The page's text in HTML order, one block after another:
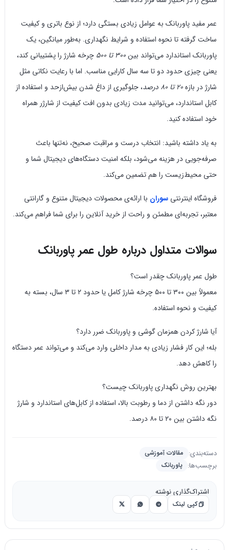
عمر مفید پاوربانک به عوامل زیادی بستگی دارد؛ از نوع باتری و کیفیت
ساخت گرفته تا نحوه استفاده و شرایط نگهداری. به‌طور میانگین، یک
پاوربانک استاندارد می‌تواند بین۳۰۰ تا ۵۰۰
چرخه شارژ را پشتیبانی کند،
یعنی چیزی حدود دو تا سه سال کارایی مناسب. اما با رعایت نکاتی مثل
شارژ در بازه۲۰ تا ۸۰ درصد
، جلوگیری از داغ شدن بیش‌ازحد و استفاده از
کابل استاندارد، می‌توانید مدت زیادی بدون افت کیفیت از شارژر همراه
خود استفاده کنید.
به یاد داشته باشید: انتخاب درست و مراقبت صحیح، نه‌تنها باعث
صرفه‌جویی در هزینه می‌شود، بلکه امنیت دستگاه‌های دیجیتال شما و
حتی محیط‌زیست را هم تضمین می‌کند.
فروشگاه اینترنتی سوران با ارائه‌ی محصولات دیجیتال متنوع و گارانتی
معتبر، تجربه‌ای مطمئن و راحت از خرید آنلاین را برای شما فراهم می‌کند.
سوالات متداول درباره طول عمر پاوربانک
طول عمر پاوربانک چقدر است؟
معمولاً بین ۳۰۰ تا ۵۰۰ چرخه شارژ کامل یا حدود ۲ تا ۳ سال، بسته به
کیفیت و نحوه استفاده.
آیا شارژ کردن همزمان گوشی و پاوربانک ضرر دارد؟
بله؛ این کار فشار زیادی به مدار داخلی وارد می‌کند و می‌تواند عمر دستگاه
را کاهش دهد.
بهترین روش نگهداری پاوربانک چیست؟
دور نگه داشتن از دما و رطوبت بالا، استفاده از کابل‌های استاندارد و شارژ
نگه داشتن بین ۲۰ تا ۸۰ درصد.
دسته‌بندی: مقالات آموزشی
برچسب‌ها: پاوربانک
اشتراک‌گذاری نوشته
کپی لینک